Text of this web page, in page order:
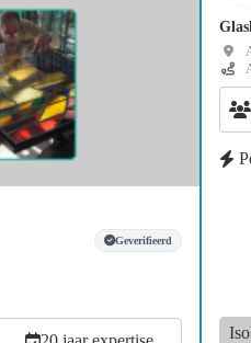
Geverifieerd